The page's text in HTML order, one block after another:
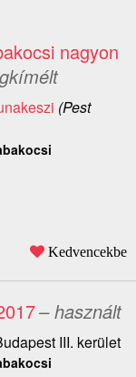
nagyon
(Pest
Kedvencekbe
– használt
III. kerület